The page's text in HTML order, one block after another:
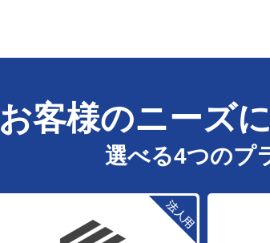
お客様のニーズ
選べる4つのプ